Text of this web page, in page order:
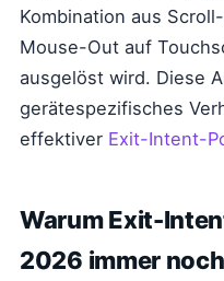
Kombination aus
Mouse-Out auf
ausgelöst wird. Diese
gerätespezifisches
effektiver Exit-Intent-
Warum Exit-
2026 immer